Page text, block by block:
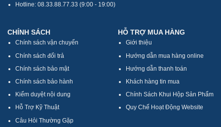
Hotline: 08.33.88.77.33 (9:00 - 19:00)
CHÍNH SÁCH
Chính sách vận chuyển
Chính sách đổi trả
Chính sách bảo mật
Chính sách bảo hành
Kiểm duyệt nội dung
Hỗ Trợ Kỹ Thuật
Câu Hỏi Thường Gặp
HỖ TRỢ MUA HÀNG
Giới thiệu
Hướng dẫn mua hàng online
Hướng dẫn thanh toán
Khách hàng tin mua
Chính Sách Khui Hộp Sản Phẩm
Quy Chế Hoạt Động Website